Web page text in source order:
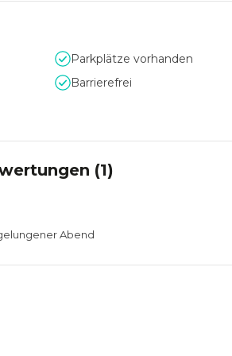
Parkplätze vorhanden
Barrierefrei
(1)
Abend